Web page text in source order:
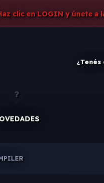
clic en LOGIN y únete a